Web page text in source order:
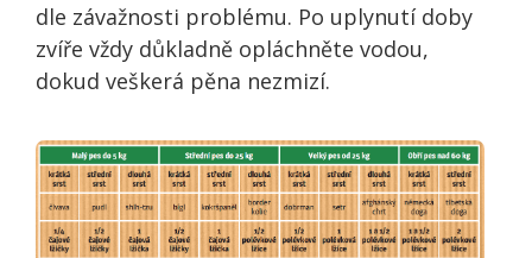
dle závažnosti problému. Po uplynutí doby
zvíře vždy důkladně opláchněte vodou,
dokud veškerá pěna nezmizí.